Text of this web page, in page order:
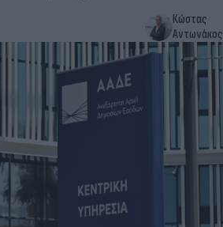
Κώστας
Αντωνάκος